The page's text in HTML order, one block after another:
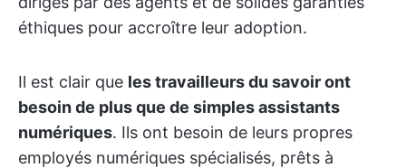
éthiques pour accroître leur adoption.
Il est clair que les travailleurs du savoir ont
besoin de plus que de simples assistants
numériques. Ils ont besoin de leurs propres
employés numériques spécialisés, prêts à